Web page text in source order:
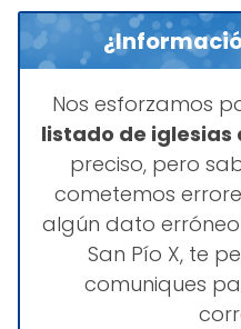
Nos esforzamos
listado de iglesias
preciso, pero
cometemos
algún dato
San Pío X, te
comuniques